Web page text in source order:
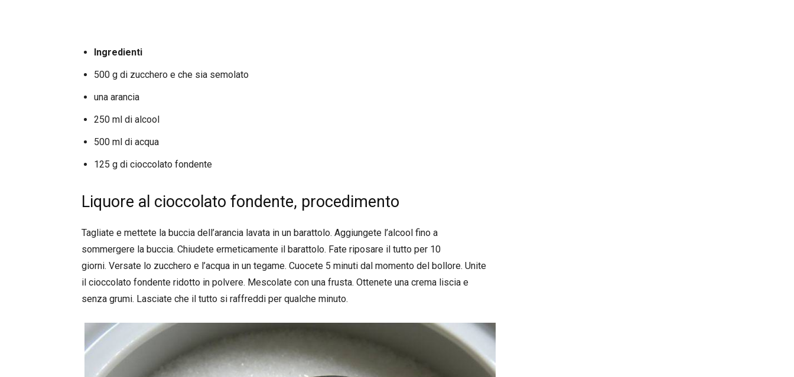
Ingredienti
500 g di zucchero e che sia semolato
una arancia
250 ml di alcool
500 ml di acqua
125 g di cioccolato fondente
Liquore al cioccolato fondente, procedimento
Tagliate e mettete la buccia dell’arancia lavata in un barattolo. Aggiungete l’alcool fino a
sommergere la buccia. Chiudete ermeticamente il barattolo. Fate riposare il tutto per 10
giorni. Versate lo zucchero e l’acqua in un tegame. Cuocete 5 minuti dal momento del bollore. Unite
il cioccolato fondente ridotto in polvere. Mescolate con una frusta. Ottenete una crema liscia e
senza grumi. Lasciate che il tutto si raffreddi per qualche minuto.